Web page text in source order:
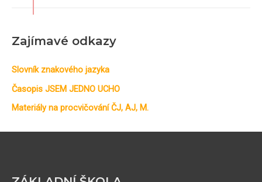
Zajímavé odkazy
Slovník znakového jazyka
Časopis JSEM JEDNO UCHO
Materiály na procvičování ČJ, AJ, M.